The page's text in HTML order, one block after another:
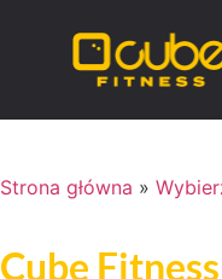
Strona główna »
Cube